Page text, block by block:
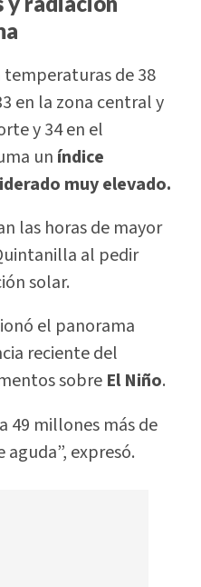
de 38
en la zona central y
y 34 en el
un índice
muy elevado.
las horas de mayor
al pedir
solar.
el panorama
reciente del
sobre El Niño.
49 millones más de
expresó.